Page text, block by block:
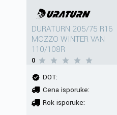
DURATURN 205/75 R16
MOZZO WINTER VAN
110/108R
0
DOT:
Cena isporuke:
Rok isporuke: